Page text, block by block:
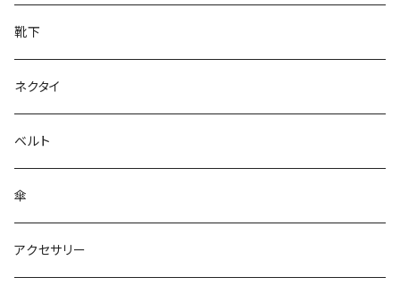
靴下
ネクタイ
ベルト
傘
アクセサリー